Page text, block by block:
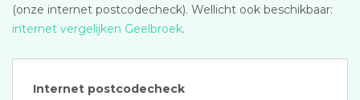
(onze internet postcodecheck). Wellicht ook beschikbaar:
internet vergelijken Geelbroek.
Internet postcodecheck